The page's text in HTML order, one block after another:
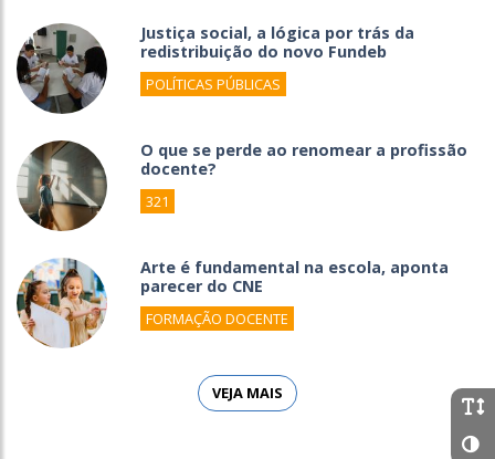
Justiça social, a lógica por trás da
redistribuição do novo Fundeb
POLÍTICAS PÚBLICAS
O que se perde ao renomear a profissão
docente?
321
Arte é fundamental na escola, aponta
parecer do CNE
FORMAÇÃO DOCENTE
VEJA MAIS